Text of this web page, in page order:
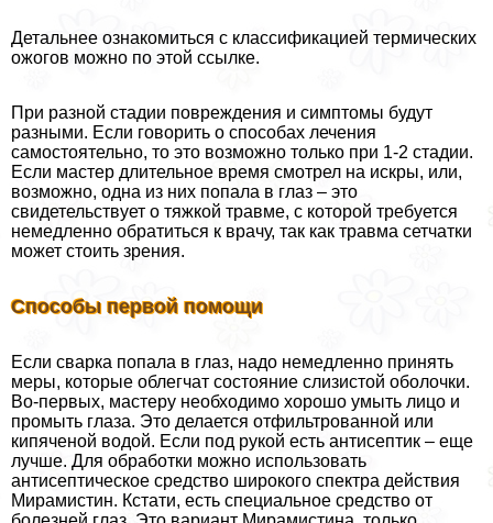
Детальнее ознакомиться с классификацией термических
ожогов можно по этой ссылке.
При разной стадии повреждения и симптомы будут
разными. Если говорить о способах лечения
самостоятельно, то это возможно только при 1-2 стадии.
Если мастер длительное время смотрел на искры, или,
возможно, одна из них попала в глаз – это
свидетельствует о тяжкой травме, с которой требуется
немедленно обратиться к врачу, так как травма сетчатки
может стоить зрения.
Способы первой помощи
Если сварка попала в глаз, надо немедленно принять
меры, которые облегчат состояние слизистой оболочки.
Во-первых, мастеру необходимо хорошо умыть лицо и
промыть глаза. Это делается отфильтрованной или
кипяченой водой. Если под рукой есть антисептик – еще
лучше. Для обработки можно использовать
антисептическое средство широкого спектра действия
Мирамистин. Кстати, есть специальное средство от